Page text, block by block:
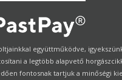
együttműködve,
a legtöbb alapvető
fontosnak tartjuk a minőségi